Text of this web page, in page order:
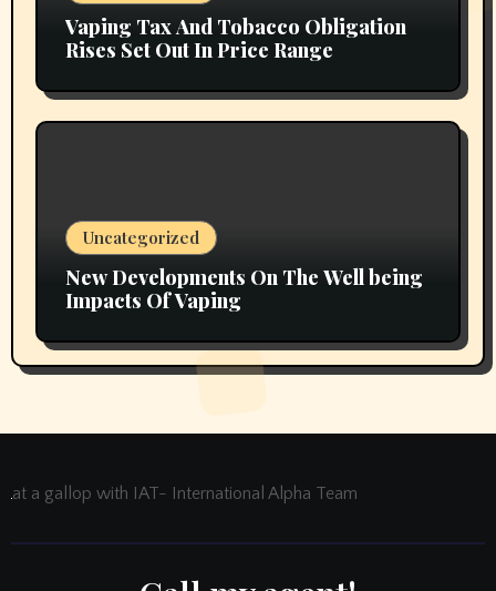
Vaping Tax And Tobacco Obligation
Rises Set Out In Price Range
Uncategorized
New Developments On The Well being
Impacts Of Vaping
at a gallop with IAT- International Alpha Team